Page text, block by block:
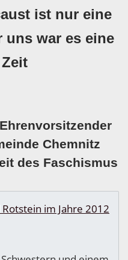
ist nur eine
uns war es eine
Chemnitz
des Faschismus